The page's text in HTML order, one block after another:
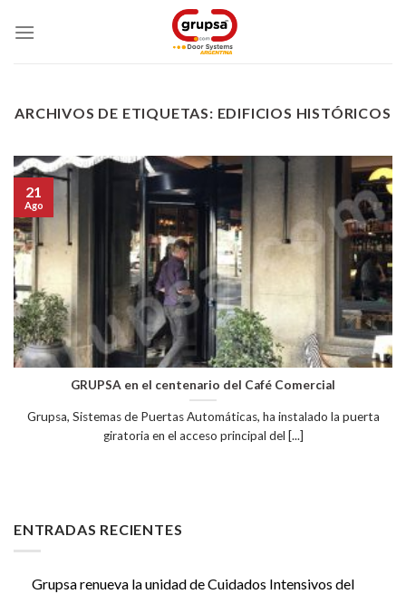
ARCHIVOS DE ETIQUETAS: EDIFICIOS HISTÓRICOS
ENTRADAS RECIENTES
Grupsa renueva la unidad de Cuidados Intensivos del
GRUPSA en el centenario del Café Comercial
Grupsa, Sistemas de Puertas Automáticas, ha instalado la puerta
giratoria en el acceso principal del [...]
21
Ago